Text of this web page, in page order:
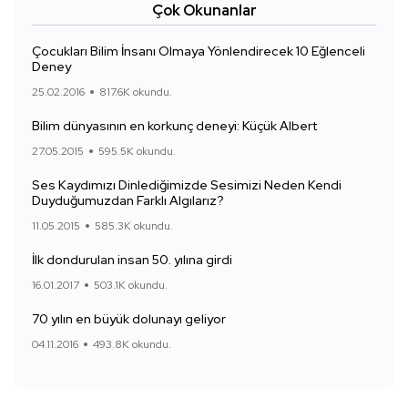
Çok Okunanlar
Çocukları Bilim İnsanı Olmaya Yönlendirecek 10 Eğlenceli
Deney
25.02.2016 817.6K okundu.
Bilim dünyasının en korkunç deneyi: Küçük Albert
27.05.2015 595.5K okundu.
Ses Kaydımızı Dinlediğimizde Sesimizi Neden Kendi
Duyduğumuzdan Farklı Algılarız?
11.05.2015 585.3K okundu.
İlk dondurulan insan 50. yılına girdi
16.01.2017 503.1K okundu.
70 yılın en büyük dolunayı geliyor
04.11.2016 493.8K okundu.